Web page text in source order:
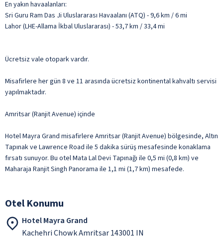
En yakın havaalanları:
Sri Guru Ram Das Ji Uluslararası Havaalanı (ATQ) - 9,6 km / 6 mi
Lahor (LHE-Allama İkbal Uluslararası) - 53,7 km / 33,4 mi
Ücretsiz vale otopark vardır.
Misafirlere her gün 8 ve 11 arasında ücretsiz kontinental kahvaltı servisi
yapılmaktadır.
Amritsar (Ranjit Avenue) içinde
Hotel Mayra Grand misafirlere Amritsar (Ranjit Avenue) bölgesinde, Altın
Tapınak ve Lawrence Road ile 5 dakika sürüş mesafesinde konaklama
fırsatı sunuyor. Bu otel Mata Lal Devi Tapınağı ile 0,5 mi (0,8 km) ve
Maharaja Ranjit Singh Panorama ile 1,1 mi (1,7 km) mesafede.
Otel Konumu
Hotel Mayra Grand
Kachehri Chowk Amritsar 143001 IN